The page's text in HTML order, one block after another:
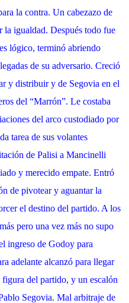
la contra. Un cabezazo de
la igualdad. Después todo fue
lógico, terminó abriendo
de su adversario. Creció
y distribuir y de Segovia en el
del “Marrón”. Le costaba
del arco custodiado por
tarea de sus volantes
de Palisi a Mancinelli
y merecido empate. Entró
de pivotear y aguantar la
el destino del partido. A los
pero una vez más no supo
ingreso de Godoy para
adelante alcanzó para llegar
del partido, y un escalón
Segovia. Mal arbitraje de